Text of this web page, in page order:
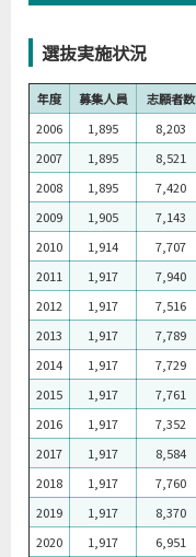
選抜実施状況
年度 募集人員 志願者数
2006
1,895 8,203
2007
1,895 8,521
2008
1,895 7,420
2009
1,905 7,143
2010
1,914 7,707
2011
1,917 7,940
2012
1,917 7,516
2013
1,917 7,789
2014
1,917 7,729
2015
1,917 7,761
2016
1,917 7,352
2017
1,917 8,584
2018
1,917 7,760
2019
1,917 8,370
2020
1,917 6,951